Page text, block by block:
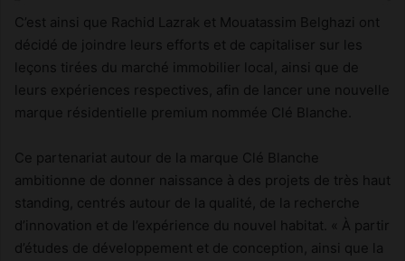
C’est ainsi que Rachid Lazrak et Mouatassim Belghazi ont
décidé de joindre leurs efforts et de capitaliser sur les
leçons tirées du marché immobilier local, ainsi que de
leurs expériences respectives, afin de lancer une nouvelle
marque résidentielle premium nommée Clé Blanche.
Ce partenariat autour de la marque Clé Blanche
ambitionne de donner naissance à des projets de très haut
standing, centrés autour de la qualité, de la recherche
d’innovation et de l’expérience du nouvel habitat. « À partir
d’études de développement et de conception, ainsi que la